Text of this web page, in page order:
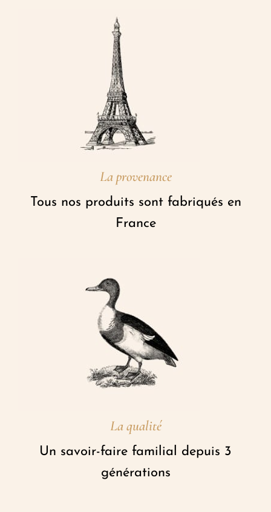
La provenance
Tous nos produits sont fabriqués en
France
La qualité
Un savoir-faire familial depuis 3
générations